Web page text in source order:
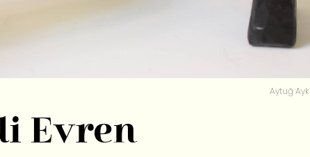
Aytuğ
Evren